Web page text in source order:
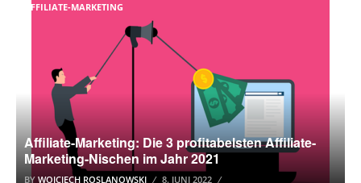
AFFILIATE-MARKETING
Affiliate-Marketing: Die 3 profitabelsten Affiliate-
Marketing-Nischen im Jahr 2021
BY WOJCIECH ROSLANOWSKI 8. JUNI 2022